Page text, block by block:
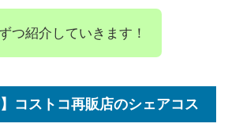
つ紹介していきます！
】コストコ再販店のシェアコス